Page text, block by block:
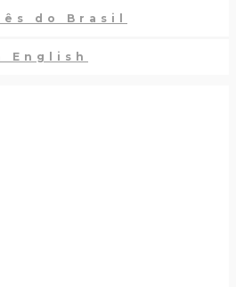
do Brasil
English